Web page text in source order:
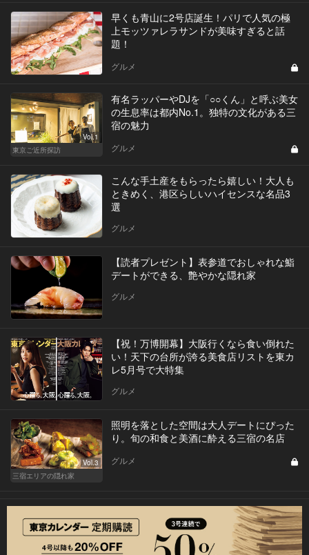
早くも青山に2号店誕生！パリで人気の極
上モッツァレラサンドが美味すぎると話
題！
グルメ
Vol.1
東京ご近所探訪
有名ラッパーやDJを「○○くん」と呼ぶ美女
の生息率は都内No.1。独特の文化がある三
宿の魅力
グルメ
こんな手土産をもらったら嬉しい！大人も
ときめく、港区らしいハイセンスな名品3
選
グルメ
【読者プレゼント】表参道でおしゃれな鮨
デートができる、艶やかな隠れ家
グルメ
【祝！万博開幕】大阪行くなら食い倒れた
い！天下の台所が誇る美食店リストを東カ
レ5月号で大特集
グルメ
Vol.3
三宿エリアの隠れ家
照明を落とした空間は大人デートにぴった
り。旬の和食と美酒に酔える三宿の名店
グルメ